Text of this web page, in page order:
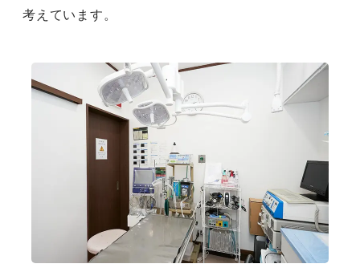
考えています。